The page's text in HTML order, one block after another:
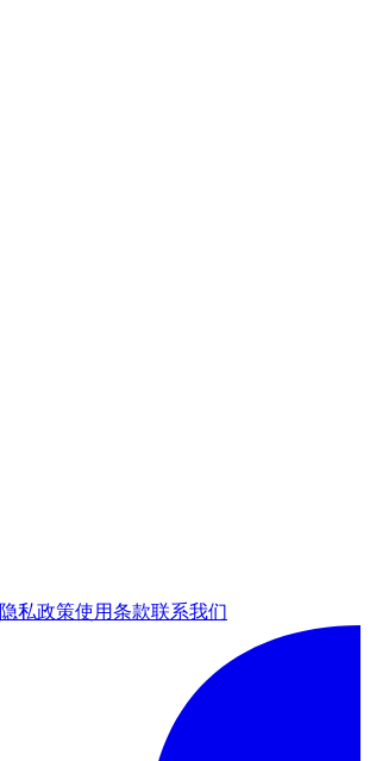
隐私政策使用条款联系我们